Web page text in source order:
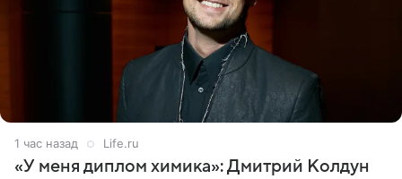
1 час назад Life.ru
«У меня диплом химика»: Дмитрий Колдун